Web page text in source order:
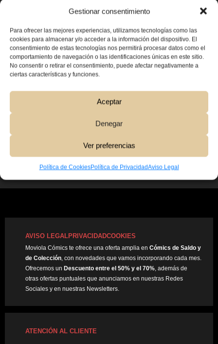
Gestionar consentimiento
Para ofrecer las mejores experiencias, utilizamos tecnologías como las
cookies para almacenar y/o acceder a la información del dispositivo. El
consentimiento de estas tecnologías nos permitirá procesar datos como el
comportamiento de navegación o las identificaciones únicas en este sitio.
No consentir o retirar el consentimiento, puede afectar negativamente a
ciertas características y funciones.
Aceptar
Denegar
Ver preferencias
Política de CookiesPolítica de PrivacidadAviso Legal
AVISO LEGALPRIVACIDADCOOKIES
Moviola Cómics te ofrece una oferta amplia en Cómics de Saldo y
de Colección , con novedades que vamos incorporando cada mes.
Ofrecemos un Descuento entre el 50% y el 70% , además de
otras ofertas puntuales que anunciamos en nuestras Redes
Sociales y en nuestras Newsletters.
ATENCIÓN AL CLIENTE